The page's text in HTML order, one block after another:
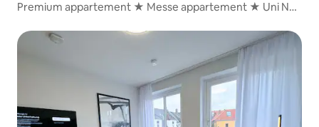
Premium appartement ★ Messe appartement ★ Uni Nah